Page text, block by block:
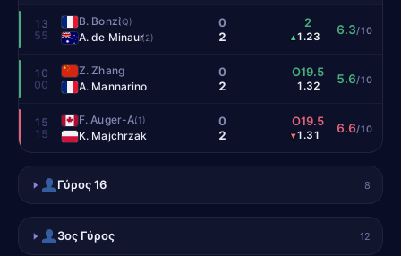
13
55
B. Bonzi(Q)
A. de Minaur(2)
0
2
2
▴1.23 6.3/10
10
00
Z. Zhang
A. Mannarino
0
2
O19.5
1.32 5.6/10
15
15
F. Auger-A.(1)
K. Majchrzak
0
2
O19.5
▾1.31 6.6/10
Γύρος 16 8
3ος Γύρος 12